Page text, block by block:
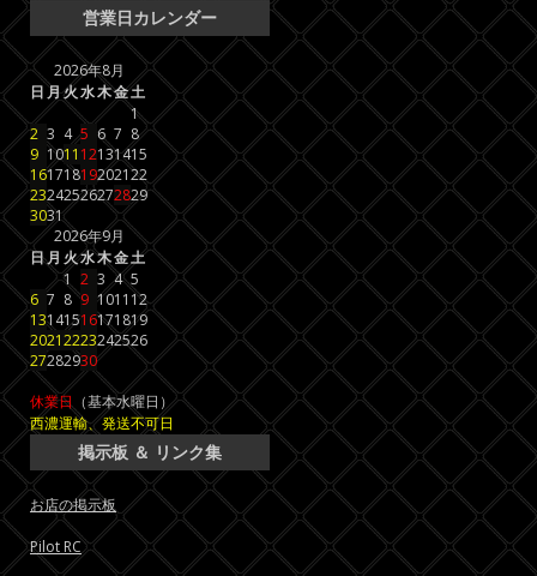
営業日カレンダー
2026年8月
日月火水木金土
1
2 3 4 5 6 7 8
9 1011 12131415
16171819202122
23242526272829
3031
2026年9月
日月 火水木金土
1 2 3 4 5
6 7 8 9 1011 12
13141516171819
20212223242526
27282930
休業日 （基本水曜日）
西濃運輸、発送不可日
掲示板 ＆ リンク集
お店の掲示板
Pilot RC